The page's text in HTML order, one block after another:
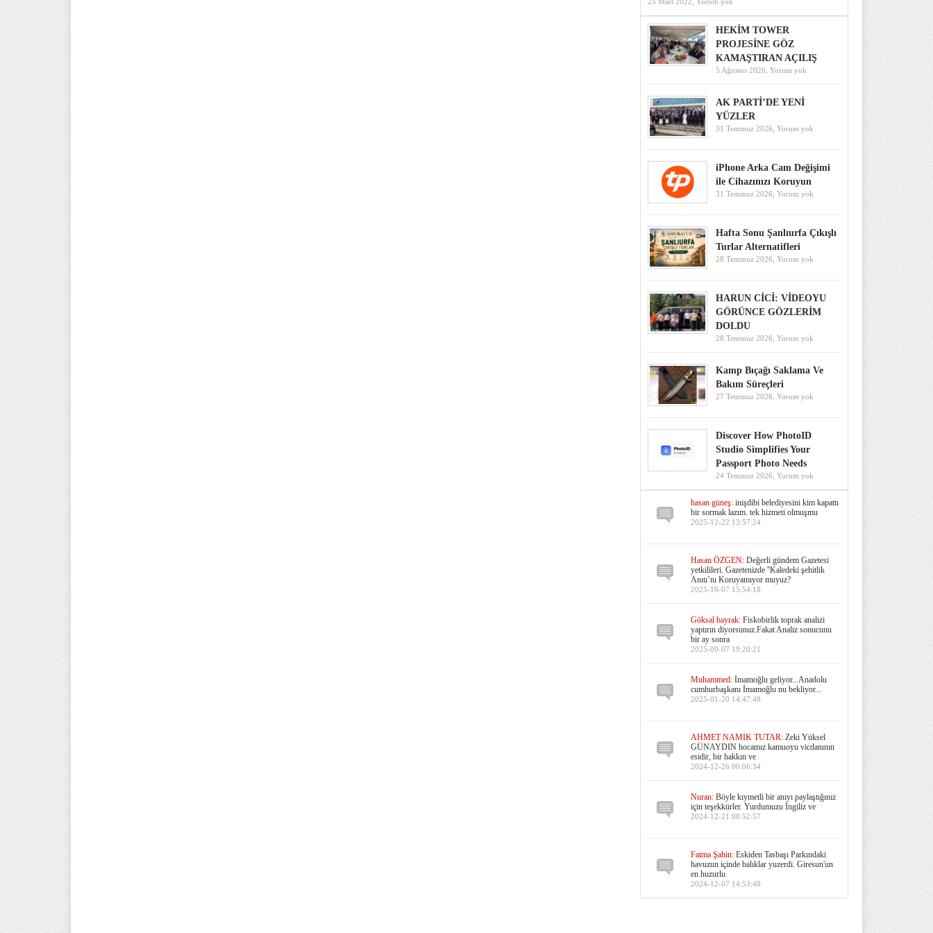
HEKİM TOWER
PROJESİNE GÖZ
KAMAŞTIRAN AÇILIŞ
5 Ağustos 2026, Yorum yok
AK PARTİ’DE YENİ
YÜZLER
31 Temmuz 2026, Yorum yok
iPhone Arka Cam Değişimi
ile Cihazınızı Koruyun
31 Temmuz 2026, Yorum yok
Hafta Sonu Şanlıurfa Çıkışlı
Turlar Alternatifleri
28 Temmuz 2026, Yorum yok
HARUN CİCİ: VİDEOYU
GÖRÜNCE GÖZLERİM
DOLDU
28 Temmuz 2026, Yorum yok
Kamp Bıçağı Saklama Ve
Bakım Süreçleri
27 Temmuz 2026, Yorum yok
Discover How PhotoID
Studio Simplifies Your
Passport Photo Needs
24 Temmuz 2026, Yorum yok
hasan güneş: inişdibi belediyesini kim kapattı
bir sormak lazım. tek hizmeti olmuşmu
2025-12-22 13:57:24
Hasan ÖZGEN: Değerli gündem Gazetesi
yetkilileri. Gazetenizde ''Kaledeki şehitlik
Anıtı’nı Koruyamıyor muyuz?
2025-10-07 15:54:18
Göksal bayrak: Fiskobirlik toprak analizi
yaptırın diyorsunuz.Fakat Analiz sonucunu
bir ay sonra
2025-09-07 19:20:21
Muhammed: İmamoğlu geliyor...Anadolu
cumhurbaşkanı İmamoğlu nu bekliyor...
2025-01-20 14:47:48
AHMET NAMIK TUTAR: Zeki Yüksel
GÜNAYDIN hocamız kamuoyu vicdanının
esidir, bir hakkın ve
2024-12-26 00:06:34
Nuran: Böyle kıymetli bir anıyı paylaştığınız
için teşekkürler. Yurdumuzu İngiliz ve
2024-12-21 08:52:57
Fatma Şahin: Eskiden Tasbaşı Parkındaki
havuzun içinde balıklar yuzerdi. Giresun'un
en huzurlu
2024-12-07 14:53:48